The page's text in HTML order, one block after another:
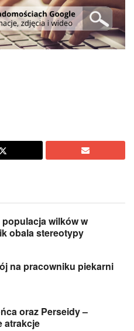
wilków w
obala stereotypy
na pracowniku piekarni
oraz Perseidy –
atrakcje